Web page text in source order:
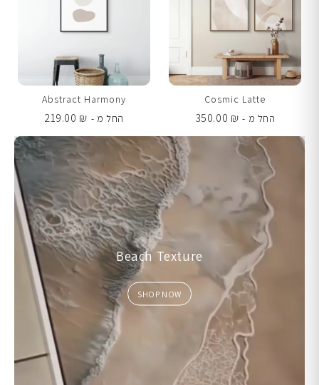
Cosmic Latte
החל מ -
350.00 ₪
Abstract Harmony
החל מ -
219.00 ₪
Beach Texture
SHOP NOW